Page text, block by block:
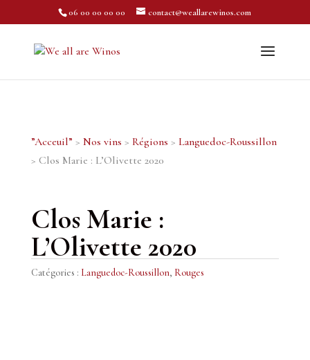
06 00 00 00 00 contact@weallarewinos.com
”Acceuil” > Nos vins > Régions > Languedoc-Roussillon
> Clos Marie : L’Olivette 2020
Clos Marie :
L’Olivette 2020
Catégories : Languedoc-Roussillon, Rouges